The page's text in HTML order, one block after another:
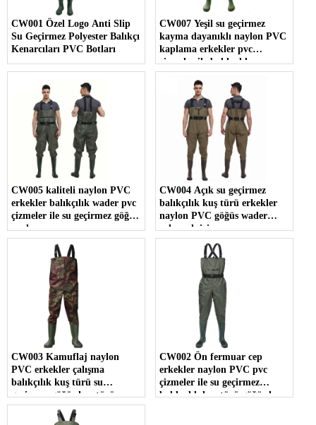
CW001 Özel Logo Anti Slip
Su Geçirmez Polyester Balıkçı
Kenarcıları PVC Botları
CW007 Yeşil su geçirmez
kayma dayanıklı naylon PVC
kaplama erkekler pvc
çizmeler ile balıkçılık
kuşlardırlar
CW005 kaliteli naylon PVC
erkekler balıkçılık wader pvc
çizmeler ile su geçirmez göğüs
wader
CW004 Açık su geçirmez
balıkçılık kuş türü erkekler
naylon PVC göğüs wader
çalışmak için
CW003 Kamuflaj naylon
PVC erkekler çalışma
balıkçılık kuş türü su
geçirmez göğüs kuş türü
CW002 Ön fermuar cep
erkekler naylon PVC pvc
çizmeler ile su geçirmez
balıkçılık kuş türü göğüs kuş